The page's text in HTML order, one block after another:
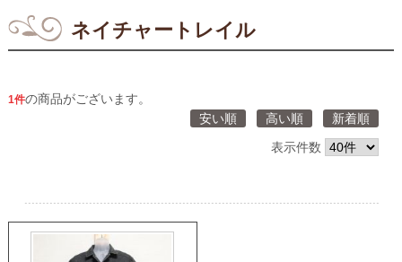
ネイチャートレイル
1件の商品がございます。
安い順
高い順
新着順
表示件数